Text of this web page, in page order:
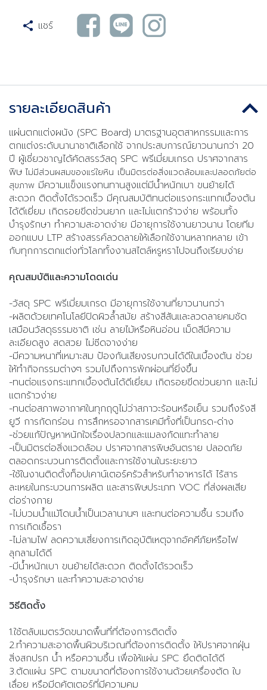
แชร์
รายละเอียดสินค้า
แผ่นตกแต่งผนัง (SPC Board) มาตรฐานอุตสาหกรรมและการ
ตกแต่งระดับนานาชาติเลือกใช้ จากประสบการณ์ยาวนานกว่า 20
ปี ผู้เชี่ยวชาญได้คัดสรรวัสดุ SPC พรีเมี่ยมเกรด ปราศจากสาร
พิษไม่มีส่วนผสมของแร่ใยหิน เป็นมิตรต่อสิ่งแวดล้อมและปลอดภัยต่อ
สุขภาพ มีความแข็งแรงทนทานสูงแต่มีน้ำหนักเบา ขนย้ายได้
สะดวก ติดตั้งได้รวดเร็ว มีคุณสมบัติทนต่อแรงกระแทกเบื้องต้น
ได้ดีเยี่ยม เกิดรอยขีดข่วนยาก และไม่แตกร้าวง่าย พร้อมทั้ง
บำรุงรักษา ทำความสะอาดง่าย มีอายุการใช้งานยาวนาน โดยทีม
ออกแบบ LTP สร้างสรรค์ลวดลายให้เลือกใช้งานหลากหลาย เข้า
กับทุกการตกแต่งทั่วโลกทั้งงานสไตล์หรูหราไปจนถึงเรียบง่าย
คุณสมบัติและความโดดเด่น
-วัสดุ SPC พรีเมี่ยมเกรด มีอายุการใช้งานที่ยาวนานกว่า
-ผลิตด้วยเทคโนโลยีปิดผิวล้ำสมัย สร้างสีสันและลวดลายคมชัด
เสมือนวัสดุธรรมชาติ เช่น ลายไม้หรือหินอ่อน เม็ดสีมีความ
ละเอียดสูง สดสวย ไม่ซีดจางง่าย
-มีความหนาที่เหมาะสม ป้องกันเสียงรบกวนได้ดีในเบื้องต้น ช่วย
ให้ทำกิจกรรมต่างๆ รวมไปถึงการพักผ่อนที่ยิ่งขึ้น
-ทนต่อแรงกระแทกเบื้องต้นได้ดีเยี่ยม เกิดรอยขีดข่วนยาก และไม่
แตกร้าวง่าย
-ทนต่อสภาพอากาศในทุกฤดูไม่ว่าสภาวะร้อนหรือเย็น รวมถึงรังสี
ยูวี การกัดกร่อน การสึกหรอจากสารเคมีทั้งที่เป็นกรด-ด่าง
-ช่วยแก้ปัญหาหนักใจเรื่องปลวกและแมลงกัดแทะทำลาย
-เป็นมิตรต่อสิ่งแวดล้อม ปราศจากสารพิษอันตราย ปลอดภัย
ตลอดกระบวนการติดตั้งและการใช้งานในระยะยาว
-ใช้ในงานติดตั้งท็อปเคาน์เตอร์ครัวสำหรับทำอาหารได้ ไร้สาร
ละเหยในกระบวนการผลิต และสารพิษประเภท VOC ที่ส่งผลเสีย
ต่อร่างกาย
-ไม่บวมน้ำแม้โดนน้ำเป็นเวลานานๆ และทนต่อความชื้น รวมถึง
การเกิดเชื้อรา
-ไม่ลามไฟ ลดความเสี่ยงการเกิดอุบัติเหตุจากอัคคีภัยหรือไฟ
ลุกลามได้ดี
-มีน้ำหนักเบา ขนย้ายได้สะดวก ติดตั้งได้รวดเร็ว
-บำรุงรักษา และทำความสะอาดง่าย
วิธีติดตั้ง
1.ใช้ตลับเมตรวัดขนาดพื้นที่ที่ต้องการติดตั้ง
2.ทำความสะอาดพื้นผิวบริเวณที่ต้องการติดตั้ง ให้ปราศจากฝุ่น
สิ่งสกปรก น้ำ หรือความชื้น เพื่อให้แผ่น SPC ยึดติดได้ดี
3.ตัดแผ่น SPC ตามขนาดที่ต้องการใช้งานด้วยเครื่องตัด ใบ
เลื่อย หรือมีดคัตเตอร์ที่มีความคม